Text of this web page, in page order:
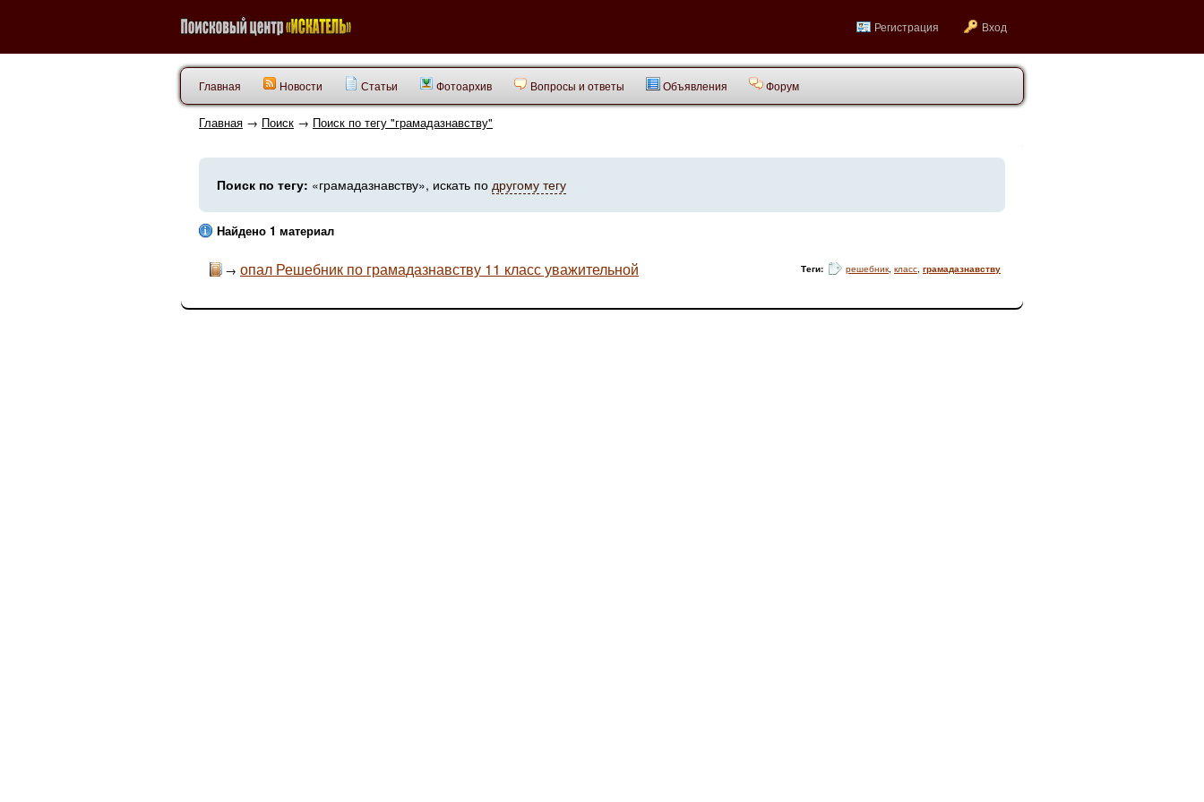
Регистрация Вход
Главная Новости Статьи Фотоархив Вопросы и ответы Объявления Форум
Главная → Поиск → Поиск по тегу "грамадазнавству"
Поиск по тегу: «грамадазнавству», искать по другому тегу
Найдено 1 материал
→ опал Решебник по грамадазнавству 11 класс уважительной Теги: решебник, класс, грамадазнавству